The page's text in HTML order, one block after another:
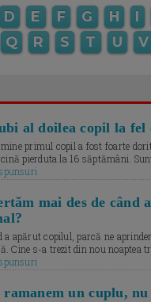
D E F G H I
Q R S T U V
al doilea copil la fel
primul copil a fost foarte
pierduta la 16 săptămâni.
mai des de când
a apărut copilul, parcă ne
Cine s-a trezit din nou noaptea
ramanem un cuplu,